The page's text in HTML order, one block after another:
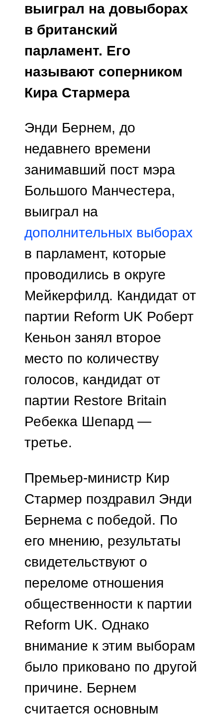
выиграл на довыборах
в британский
парламент. Его
называют соперником
Кира Стармера
Энди Бернем, до
недавнего времени
занимавший пост мэра
Большого Манчестера,
выиграл на
дополнительных выборах
в парламент, которые
проводились в округе
Мейкерфилд. Кандидат от
партии Reform UK Роберт
Кеньон занял второе
место по количеству
голосов, кандидат от
партии Restore Britain
Ребекка Шепард —
третье.
Премьер-министр Кир
Стармер поздравил Энди
Бернема с победой. По
его мнению, результаты
свидетельствуют о
переломе отношения
общественности к партии
Reform UK. Однако
внимание к этим выборам
было приковано по другой
причине. Бернем
считается основным